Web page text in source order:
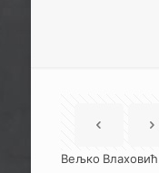
Вељко Влаховић